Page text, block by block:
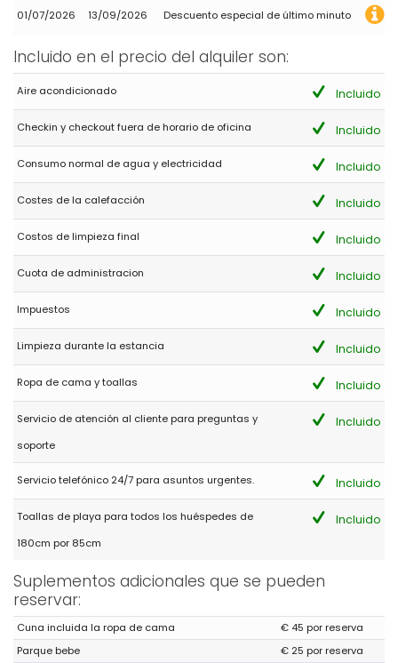
01/07/2026 13/09/2026 Descuento especial de último minuto
Incluido en el precio del alquiler son:
Aire acondicionado Incluido
Checkin y checkout fuera de horario de oficina Incluido
Consumo normal de agua y electricidad Incluido
Costes de la calefacción Incluido
Costos de limpieza final Incluido
Cuota de administracion Incluido
Impuestos Incluido
Limpieza durante la estancia Incluido
Ropa de cama y toallas Incluido
Servicio de atención al cliente para preguntas y
soporte
Incluido
Servicio telefónico 24/7 para asuntos urgentes. Incluido
Toallas de playa para todos los huéspedes de
180cm por 85cm
Incluido
Suplementos adicionales que se pueden
reservar:
Cuna incluida la ropa de cama
€ 45 por reserva
Parque bebe
€ 25 por reserva